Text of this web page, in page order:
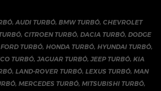
,AUDI TURBÓ, BMW TURBÓ, CHEVROLET
, CITROEN TURBÓ, DACIA TURBÓ, DODGE
FORD TURBÓ, HONDA TURBÓ, HYUNDAI TURBÓ,
TURBÓ,JAGUAR TURBÓ,JEEP TURBÓ,KIA
,LAND-ROVER TURBÓ,LEXUS TURBÓ,MAN
, MERCEDES TURBÓ, MITSUBISHI TURBÓ,